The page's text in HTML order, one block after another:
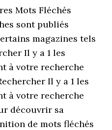
Mots Fléchés
sont publiés
magazines tels
Il y a 1 les
à votre recherche
Il y a 1 les
à votre recherche
découvrir sa
de mots fléchés